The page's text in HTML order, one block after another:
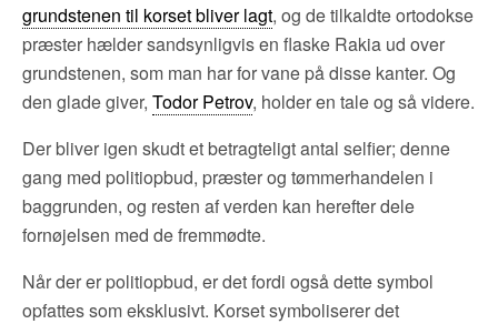
grundstenen til korset bliver lagt, og de tilkaldte ortodokse
præster hælder sandsynligvis en flaske Rakia ud over
grundstenen, som man har for vane på disse kanter. Og
den glade giver, Todor Petrov, holder en tale og så videre.
Der bliver igen skudt et betragteligt antal selfier; denne
gang med politiopbud, præster og tømmerhandelen i
baggrunden, og resten af verden kan herefter dele
fornøjelsen med de fremmødte.
Når der er politiopbud, er det fordi også dette symbol
opfattes som eksklusivt. Korset symboliserer det